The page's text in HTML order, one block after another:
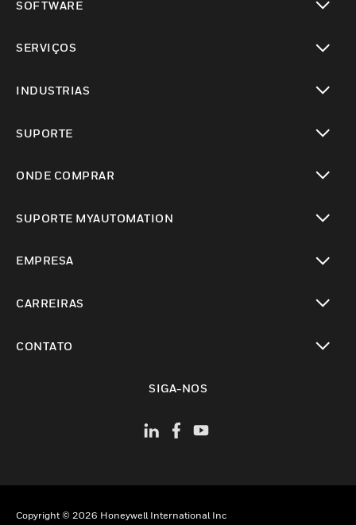
SOFTWARE
SERVIÇOS
INDUSTRIAS
SUPORTE
ONDE COMPRAR
SUPORTE MYAUTOMATION
EMPRESA
CARREIRAS
CONTATO
SIGA-NOS
Copyright © 2026 Honeywell International Inc